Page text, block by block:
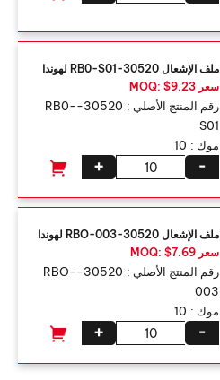
ملف الإشعال 30520-RB0-S01 لهوندا
سعر MOQ: $9.23
رقم المنتج الأصلي :
30520-RB0-
S01
موك : 10
+ -
ملف الإشعال 30520-RBO-003 لهوندا
سعر MOQ: $7.69
رقم المنتج الأصلي :
30520-RBO-
003
موك : 10
+ -